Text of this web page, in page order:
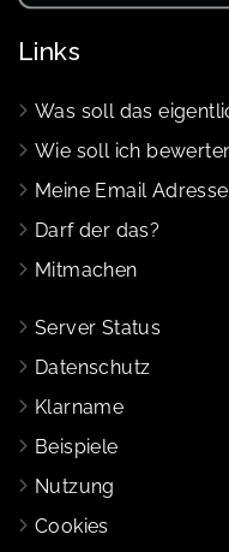
Links
Was soll das
Wie soll ich
Meine Email Adresse
Darf der das?
Mitmachen
Server Status
Datenschutz
Klarname
Beispiele
Nutzung
Cookies